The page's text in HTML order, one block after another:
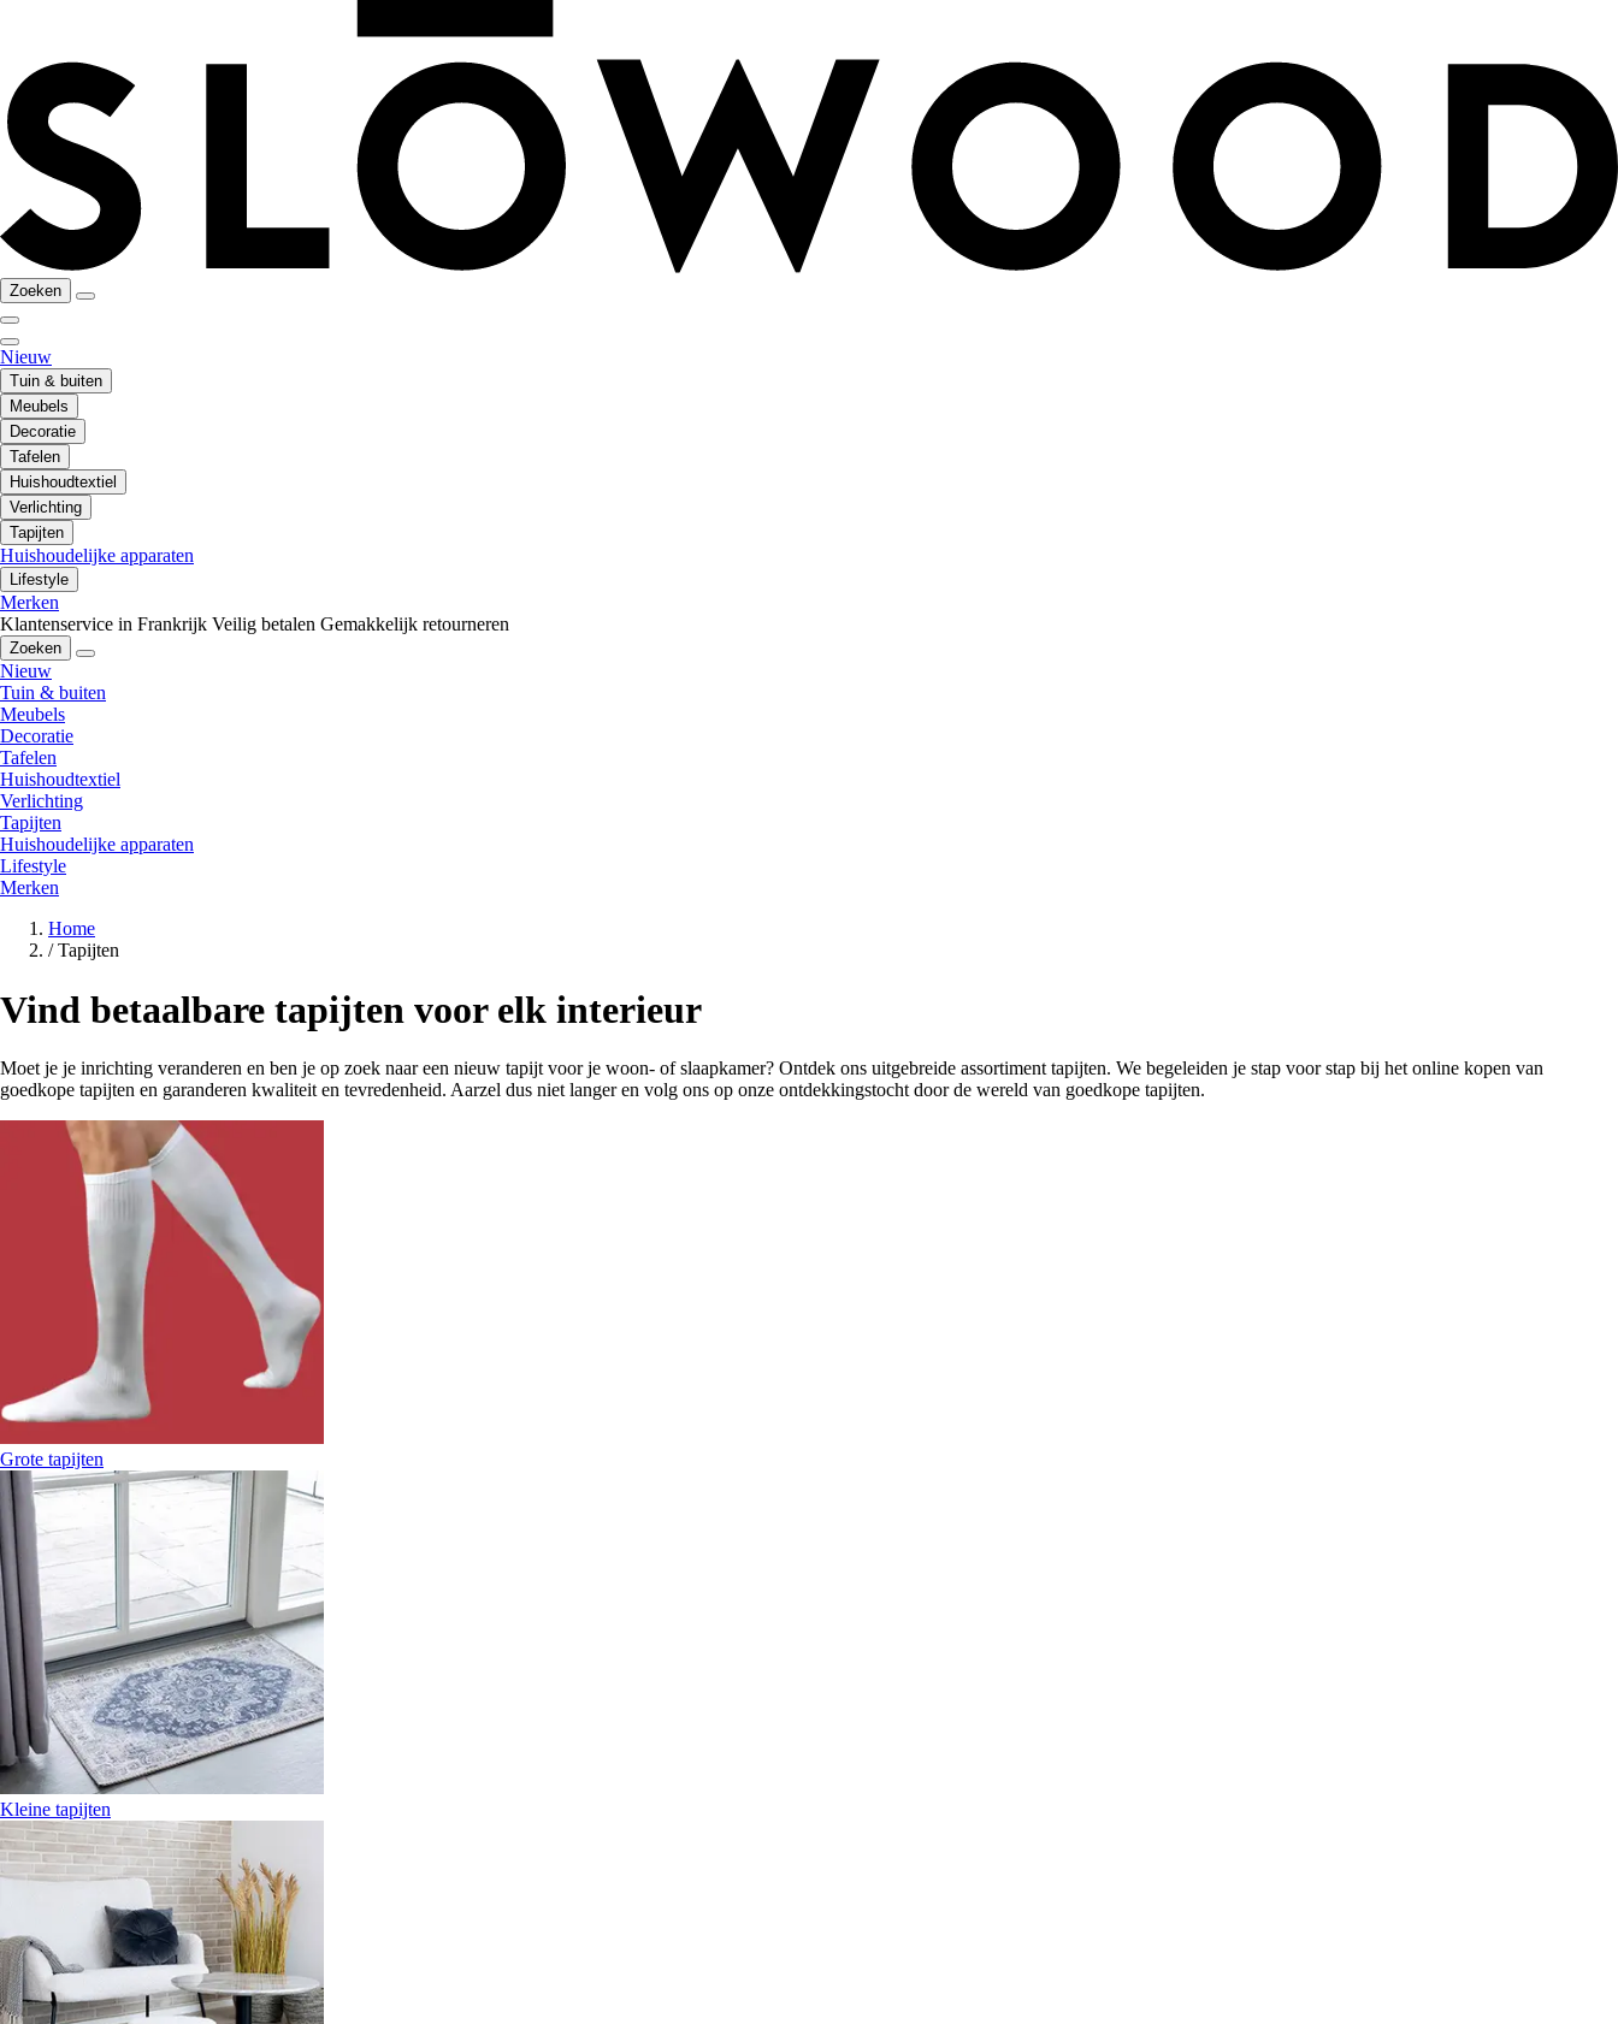
Zoeken
Nieuw
Tuin & buiten
Meubels
Decoratie
Tafelen
Huishoudtextiel
Verlichting
Tapijten
Huishoudelijke apparaten
Lifestyle
Merken
Klantenservice in Frankrijk Veilig betalen Gemakkelijk retourneren
Zoeken
Nieuw
Tuin & buiten
Meubels
Decoratie
Tafelen
Huishoudtextiel
Verlichting
Tapijten
Huishoudelijke apparaten
Lifestyle
Merken
Home
/ Tapijten
Vind betaalbare tapijten voor elk interieur
Moet je je inrichting veranderen en ben je op zoek naar een nieuw tapijt voor je woon- of slaapkamer? Ontdek ons uitgebreide assortiment tapijten. We begeleiden je stap voor stap bij het online kopen van
goedkope tapijten en garanderen kwaliteit en tevredenheid. Aarzel dus niet langer en volg ons op onze ontdekkingstocht door de wereld van goedkope tapijten.
Grote tapijten
Kleine tapijten